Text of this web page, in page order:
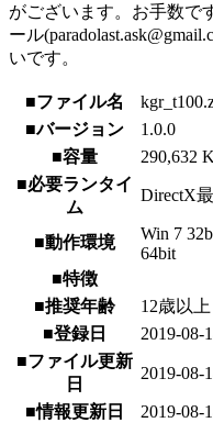
がございます。お手数で
ール
いです。
■ファイル名
■バージョン
1.0.0
■容量
290,632
■必要ランタイ
ム
DirectX
■動作環境
Win 7
64bit
■特徴
■推奨年齢
12歳以
■登録日
2019-08-
■ファイル更新
日
2019-08-
■情報更新日 2019-08-